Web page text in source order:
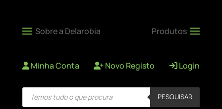
Minha Conta Novo Registo Login
Products
search PESQUISAR